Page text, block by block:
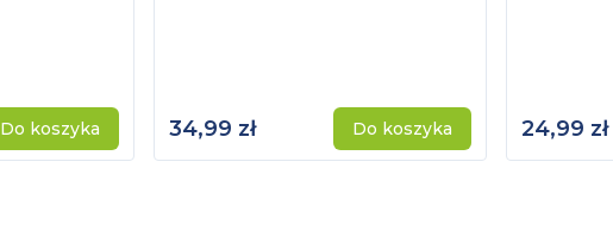
Do koszyka 34,99 zł Do koszyka 24,99 zł